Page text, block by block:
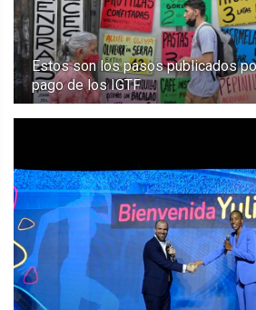
Estos son los pasos publicados
pago de los IGTF